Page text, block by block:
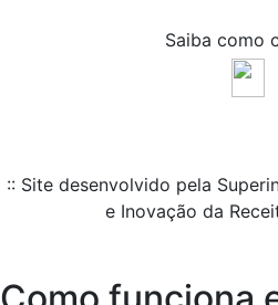
Saiba como
:: Site desenvolvido pela
e Inovação da